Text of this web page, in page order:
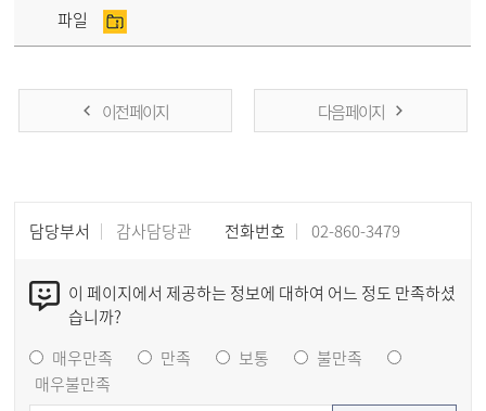
파일
이전 페이지 다음 페이지
담당부서 감사담당관 전화번호 02-860-3479
이 페이지에서 제공하는 정보에 대하여 어느 정도 만족하셨
습니까?
매우만족
만족 보통
불만족
매우불만족